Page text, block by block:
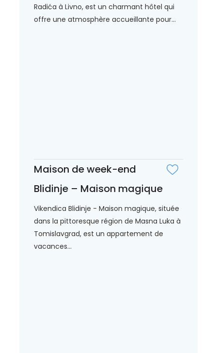
Radića à Livno, est un charmant hôtel qui
offre une atmosphère accueillante pour...
Maison de week-end
Blidinje – Maison magique
Vikendica Blidinje - Maison magique, située
dans la pittoresque région de Masna Luka à
Tomislavgrad, est un appartement de
vacances...